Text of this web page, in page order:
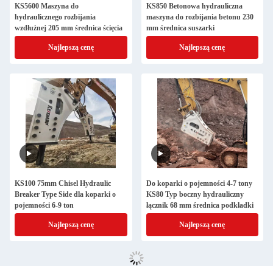
KS5600 Maszyna do
hydraulicznego rozbijania
wzdłużnej 205 mm średnica ścięcia
Najlepszą cenę
KS850 Betonowa hydrauliczna
maszyna do rozbijania betonu 230
mm średnica suszarki
Najlepszą cenę
KS100 75mm Chisel Hydraulic
Breaker Type Side dla koparki o
pojemności 6-9 ton
Najlepszą cenę
Do koparki o pojemności 4-7 tony
KS80 Typ boczny hydrauliczny
łącznik 68 mm średnica podkładki
Najlepszą cenę